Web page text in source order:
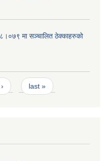
मा सञ्चालित ठेक्काहरुको
last »